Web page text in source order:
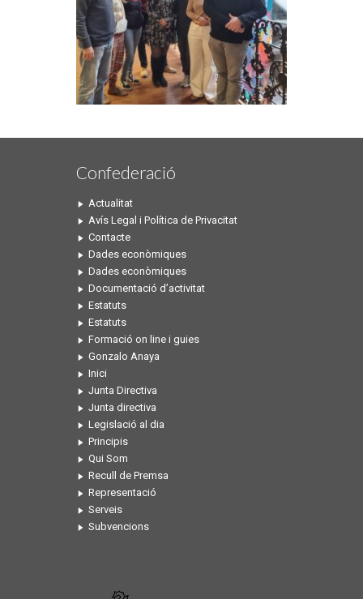
Confederació
Actualitat
Avís Legal i Política de Privacitat
Contacte
Dades econòmiques
Dades econòmiques
Documentació d’activitat
Estatuts
Estatuts
Formació on line i guies
Gonzalo Anaya
Inici
Junta Directiva
Junta directiva
Legislació al dia
Principis
Qui Som
Recull de Premsa
Representació
Serveis
Subvencions